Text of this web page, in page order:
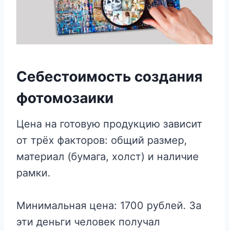
Себестоимость создания
фотомозаики
Цена на готовую продукцию зависит
от трёх факторов: общий размер,
материал (бумага, холст) и наличие
рамки.
Минимальная цена: 1700 рублей. За
эти деньги человек получал